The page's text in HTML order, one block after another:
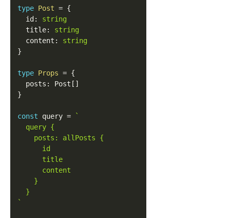
type Post = {
  id
:
string
  title
:
string
  content
:
string
}
type Props = {
  posts
: Post [ ]
}
const query =
`
  query {
    posts: allPosts {
      id
      title
      content
    }
  }
`